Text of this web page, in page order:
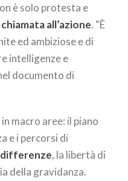
è solo protesta e
chiamata all’azione. “È
ed ambiziose e di
intelligenze e
documento di
macro aree: il piano
e i percorsi di
differenze, la libertà di
della gravidanza.